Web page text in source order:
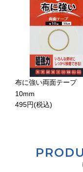
布に強い両面テープ
10mm
495円(税込)